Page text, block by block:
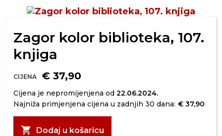
Zagor kolor biblioteka, 107.
knjiga
CIJENA € 37,90
Cijena je nepromijenjena od 22.06.2024.
Najniža primjenjena cijena u zadnjih 30 dana: € 37,90
shopping_cart Dodaj u košaricu